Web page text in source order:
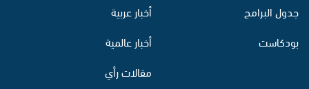
جدول البرامج
بودكاست
أخبار عربية
أخبار عالمية
مقالات رأي